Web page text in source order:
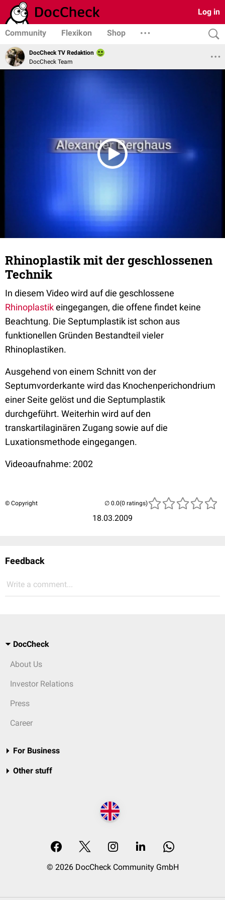
Log in
Community Flexikon Shop
DocCheck TV Redaktion
DocCheck Team
Rhinoplastik mit der geschlossenen
Technik
In diesem Video wird auf die geschlossene
Rhinoplastikeingegangen, die offene findet keine
Beachtung. Die Septumplastik ist schon aus
funktionellen Gründen Bestandteil vieler
Rhinoplastiken.
Ausgehend von einem Schnitt von der
Septumvorderkante wird das Knochenperichondrium
einer Seite gelöst und die Septumplastik
durchgeführt. Weiterhin wird auf den
transkartilaginären Zugang sowie auf die
Luxationsmethode eingegangen.
Videoaufnahme: 2002
© Copyright
18.03.2009
(0 ratings)
Feedback
Write a comment...
DocCheck
About Us
Investor Relations
Press
Career
For Business
Other stuff
© 2026 DocCheck Community GmbH